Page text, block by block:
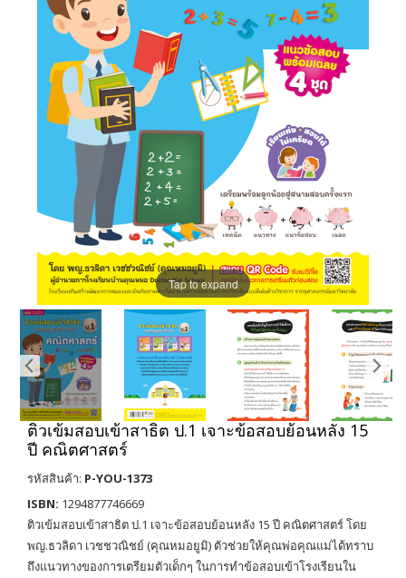
Tap to expand
ติวเข้มสอบเข้าสาธิต ป.1 เจาะข้อสอบย้อนหลัง 15
ปี คณิตศาสตร์
รหัสสินค้า: P-YOU-1373
ISBN: 1294877746669
ติวเข้มสอบเข้าสาธิต ป.1 เจาะข้อสอบย้อนหลัง 15 ปี คณิตศาสตร์ โดย
พญ.ธวลิดา เวชชวณิชย์ (คุณหมอยูมิ) ตัวช่วยให้คุณพ่อคุณแม่ได้ทราบ
ถึงแนวทางของการเตรียมตัวเด็กๆ ในการทำข้อสอบเข้าโรงเรียนใน